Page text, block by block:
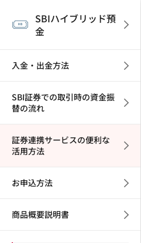
SBIハイブリッド預
金
入金・出金方法
SBI証券での取引時の資金振
替の流れ
証券連携サービスの便利な
活用方法
お申込方法
商品概要説明書